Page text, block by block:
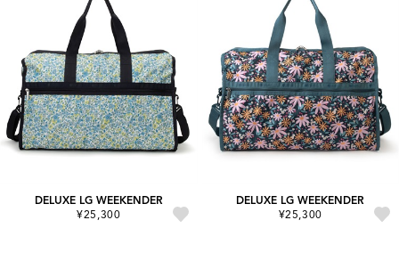
DELUXE LG WEEKENDER
¥25,300
DELUXE LG WEEKENDER
¥25,300